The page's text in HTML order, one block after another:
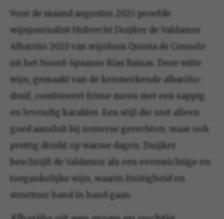
Voor de maand augustus 2025 proefde
wijnjournalist Hubrecht Duijker de Valdamor
Albariño 2023 van wijnhuis Quinta de Couselo
uit het Noord-Spaanse Rías Baixas. Deze witte
wijn, gemaakt van de kenmerkende albariño-
druif, combineert frisse zuren met een sappig
en levendig karakter. Een stijl die niet alleen
goed aansluit bij zomerse gerechten, maar ook
prettig drinkt op warme dagen. Duijker
beschrijft de Valdamor als een evenwichtige en
toegankelijke wijn, waarin fruitigheid en
structuur hand in hand gaan.